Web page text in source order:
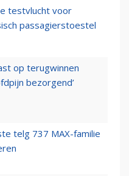
testvlucht voor
passagierstoestel
op terugwinnen
bezorgend’
telg 737 MAX-familie